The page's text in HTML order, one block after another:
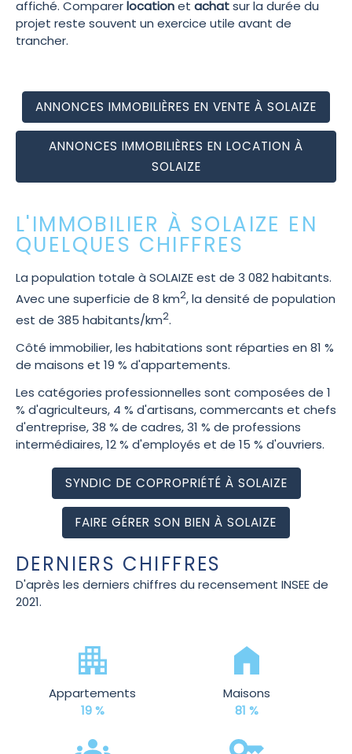
affiché. Comparerlocationet achatsur la durée du
projet reste souvent un exercice utile avant de
trancher.
ANNONCES IMMOBILIÈRES EN VENTE À SOLAIZE
ANNONCES IMMOBILIÈRES EN LOCATION À
SOLAIZE
L'IMMOBILIER À SOLAIZE EN
QUELQUES CHIFFRES
La population totale à SOLAIZE est de 3 082 habitants.
Avec une superficie de 8 km2, la densité de population
est de 385 habitants/km2.
Côté immobilier, les habitations sont réparties en 81 %
de maisons et 19 % d'appartements.
Les catégories professionnelles sont composées de 1
% d'agriculteurs, 4 % d'artisans, commercants et chefs
d'entreprise, 38 % de cadres, 31 % de professions
intermédiaires, 12 % d'employés et de 15 % d'ouvriers.
SYNDIC DE COPROPRIÉTÉ À SOLAIZE
FAIRE GÉRER SON BIEN À SOLAIZE
DERNIERS CHIFFRES
D'après les derniers chiffres du recensement INSEE de
2021.
Appartements
19 %
Maisons
81 %